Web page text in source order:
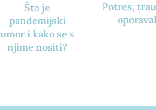
Što je
pandemijski
umor i kako se s
njime nositi?
Potres,